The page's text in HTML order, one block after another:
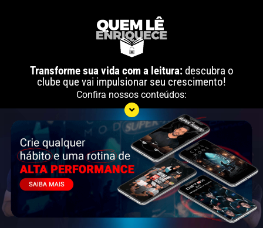
Transforme sua vida com a leitura:descubra o
clube que vai impulsionar seu crescimento!
Confira nossos conteúdos: